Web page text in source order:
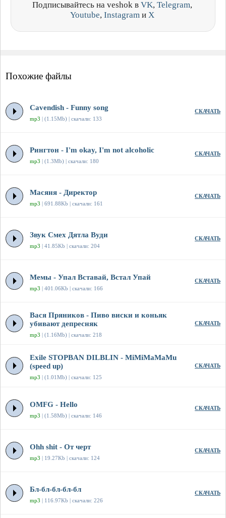
Подписывайтесь на veshok в VK, Telegram,
Youtube, Instagram и X
Похожие файлы
Cavendish - Funny song
mp3 | (1.15Mb) | скачали: 133
СКАЧАТЬ
Рингтон - I'm okay, I'm not alcoholic
mp3 | (1.3Mb) | скачали: 180
СКАЧАТЬ
Масяня - Директор
mp3 | 691.88Kb | скачали: 161
СКАЧАТЬ
Звук Смех Дятла Вуди
mp3 | 41.85Kb | скачали: 204
СКАЧАТЬ
Мемы - Упал Вставай, Встал Упай
mp3 | 401.06Kb | скачали: 166
СКАЧАТЬ
Вася Пряников - Пиво виски и коньяк
убивают депресняк
mp3 | (1.16Mb) | скачали: 218
СКАЧАТЬ
Exile STOPBAN DILBLIN - MiMiMaMaMu
(speed up)
mp3 | (1.01Mb) | скачали: 125
СКАЧАТЬ
OMFG - Hello
mp3 | (1.58Mb) | скачали: 146
СКАЧАТЬ
Ohh shit - От черт
mp3 | 19.27Kb | скачали: 124
СКАЧАТЬ
Бл-бл-бл-бл-бл
mp3 | 116.97Kb | скачали: 226
СКАЧАТЬ